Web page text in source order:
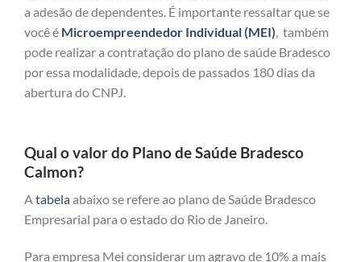
a adesão de dependentes. É importante ressaltar que se
você é Microempreendedor Individual (MEI), também
pode realizar a contratação do plano de saúde Bradesco
por essa modalidade, depois de passados 180 dias da
abertura do CNPJ.
Qual o valor do Plano de Saúde Bradesco
Calmon?
Atabelaabaixo se refere ao plano de Saúde Bradesco
Empresarial para o estado do Rio de Janeiro.
Para empresa Mei considerar um agravo de 10% a mais